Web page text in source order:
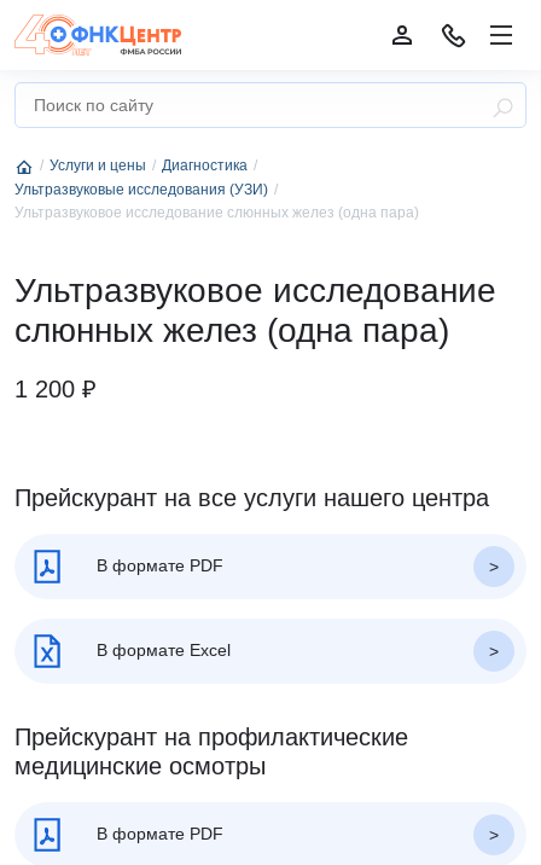
Услуги и цены
Диагностика
Ультразвуковые исследования (УЗИ)
Ультразвуковое исследование слюнных желез (одна пара)
Ультразвуковое исследование
слюнных желез (одна пара)
1 200 ₽
Прейскурант на все услуги нашего центра
В формате PDF
В формате Excel
Прейскурант на профилактические
медицинские осмотры
В формате PDF